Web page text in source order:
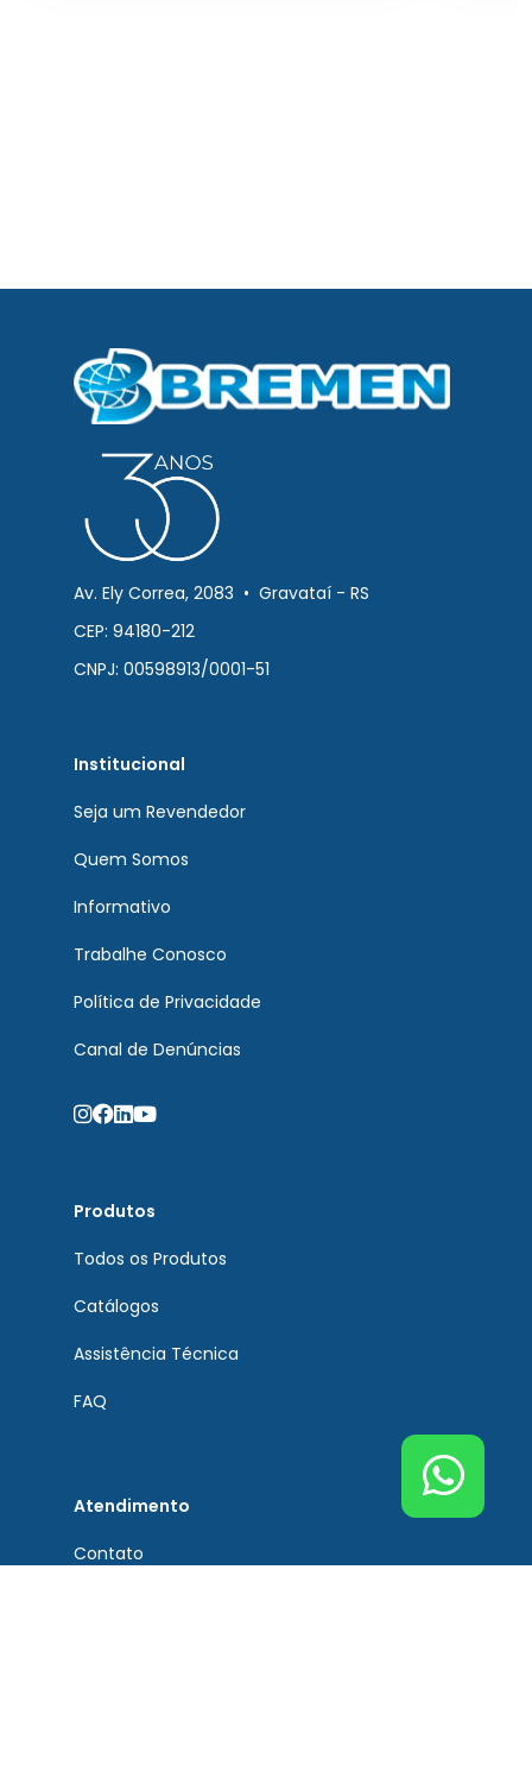
Av. Ely Correa, 2083 • Gravataí - RS
CEP: 94180-212
CNPJ: 00598913/0001-51
Institucional
Seja um Revendedor
Quem Somos
Informativo
Trabalhe Conosco
Política de Privacidade
Canal de Denúncias
Produtos
Todos os Produtos
Catálogos
Assistência Técnica
FAQ
Atendimento
Contato